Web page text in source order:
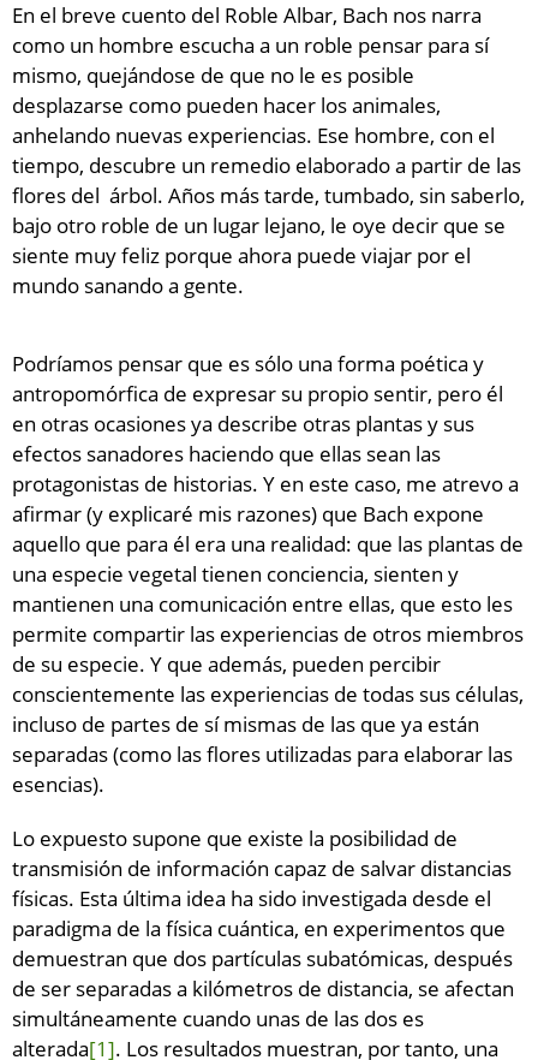
En el breve cuento del Roble Albar, Bach nos narra
como un hombre escucha a un roble pensar para sí
mismo, quejándose de que no le es posible
desplazarse como pueden hacer los animales,
anhelando nuevas experiencias. Ese hombre, con el
tiempo, descubre un remedio elaborado a partir de las
flores del árbol. Años más tarde, tumbado, sin saberlo,
bajo otro roble de un lugar lejano, le oye decir que se
siente muy feliz porque ahora puede viajar por el
mundo sanando a gente.
Podríamos pensar que es sólo una forma poética y
antropomórfica de expresar su propio sentir, pero él
en otras ocasiones ya describe otras plantas y sus
efectos sanadores haciendo que ellas sean las
protagonistas de historias. Y en este caso, me atrevo a
afirmar (y explicaré mis razones) que Bach expone
aquello que para él era una realidad: que las plantas de
una especie vegetal tienen conciencia, sienten y
mantienen una comunicación entre ellas, que esto les
permite compartir las experiencias de otros miembros
de su especie. Y que además, pueden percibir
conscientemente las experiencias de todas sus células,
incluso de partes de sí mismas de las que ya están
separadas (como las flores utilizadas para elaborar las
esencias).
Lo expuesto supone que existe la posibilidad de
transmisión de información capaz de salvar distancias
físicas. Esta última idea ha sido investigada desde el
paradigma de la física cuántica, en experimentos que
demuestran que dos partículas subatómicas, después
de ser separadas a kilómetros de distancia, se afectan
simultáneamente cuando unas de las dos es
alterada[1]. Los resultados muestran, por tanto, una